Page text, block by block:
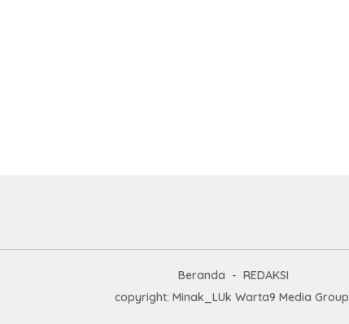
Beranda
REDAKSI
copyright: Minak_LUk Warta9 Media Group